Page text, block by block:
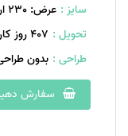
سایز : عرض: 230 ارتفاع: 230 عطف: 90 میلیمتر
تحویل : 407 روز کاری
طراحی : بدون
سفارش